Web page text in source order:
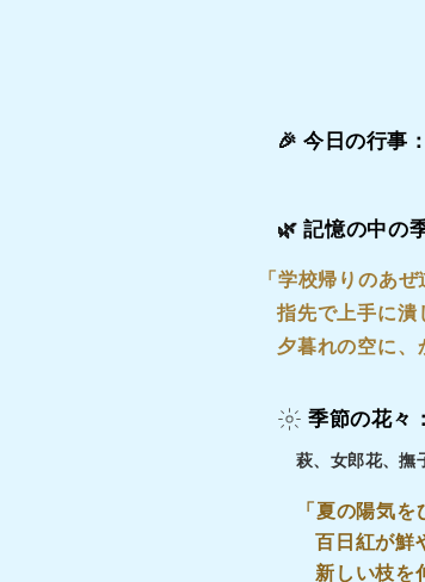
🎉今日の行事：
🌿記憶の中の
「学校帰りのあ
指先で上手に潰
夕暮れの空に、
季節の花々：
萩、女郎花、撫
「夏の陽気を
百日紅が鮮
新しい枝を